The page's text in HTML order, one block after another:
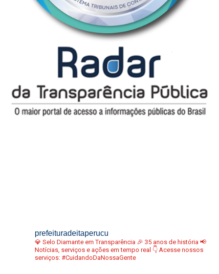
prefeituradeitaperucu
💎 Selo Diamante em Transparência 🎉 35 anos de história 📢
Notícias, serviços e ações em tempo real 👇 Acesse nossos
serviços: #CuidandoDaNossaGente